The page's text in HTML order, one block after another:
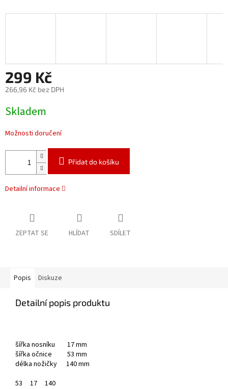
299 Kč
266,96 Kč bez DPH
cena:
Skladem
Možnosti doručení
Přidat do košíku
Detailní informace
ZEPTAT SE HLÍDAT SDÍLET
Popis Diskuze
Detailní popis produktu
šířka nosníku 17 mm
šířka očnice 53 mm
délka nožičky 140 mm
53
17 140